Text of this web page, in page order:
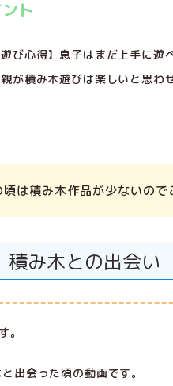
遊び心得】息子はまだ上手に
が積み木遊びは楽しいと思わ
は積み木作品が少ないので
積み木との出会い
。
出会った頃の動画です。